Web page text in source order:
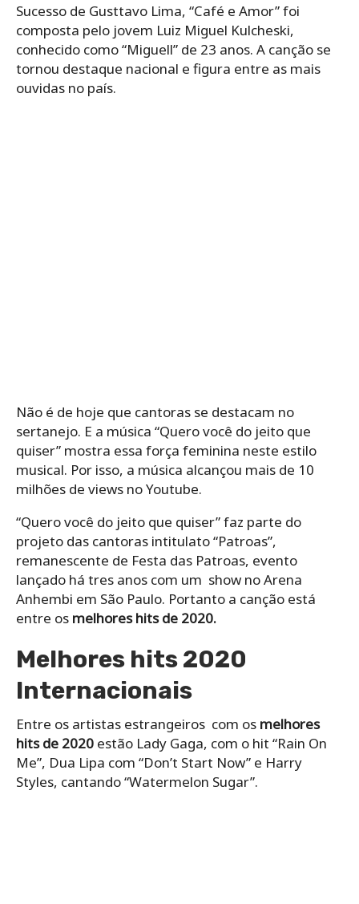
Sucesso de Gusttavo Lima, “Café e Amor” foi
composta pelo jovem Luiz Miguel Kulcheski,
conhecido como “Miguell” de 23 anos. A canção se
tornou destaque nacional e figura entre as mais
ouvidas no país.
Não é de hoje que cantoras se destacam no
sertanejo. E a música “Quero você do jeito que
quiser” mostra essa força feminina neste estilo
musical. Por isso, a música alcançou mais de 10
milhões de views no Youtube.
“Quero você do jeito que quiser” faz parte do
projeto das cantoras intitulato “Patroas”,
remanescente de Festa das Patroas, evento
lançado há tres anos com um show no Arena
Anhembi em São Paulo. Portanto a canção está
entre os melhores hits de 2020.
Melhores hits 2020
Internacionais
Entre os artistas estrangeiros com os melhores
hits de 2020 estão Lady Gaga, com o hit “Rain On
Me”, Dua Lipa com “Don’t Start Now” e Harry
Styles, cantando “Watermelon Sugar”.